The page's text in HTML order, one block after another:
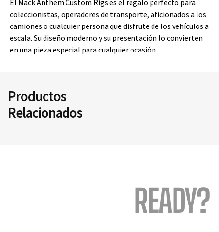
El Mack Anthem Custom Rigs es el regalo perfecto para
coleccionistas, operadores de transporte, aficionados a los
camiones o cualquier persona que disfrute de los vehículos a
escala. Su diseño moderno y su presentación lo convierten
en una pieza especial para cualquier ocasión.
Productos
Relacionados
READY?